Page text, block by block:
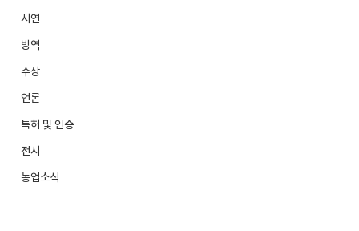
시연
방역
수상
언론
특허 및 인증
전시
농업소식